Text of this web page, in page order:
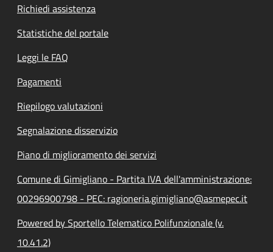
Richiedi assistenza
Statistiche del portale
Leggi le FAQ
Pagamenti
Riepilogo valutazioni
Segnalazione disservizio
Piano di miglioramento dei servizi
Comune di Gimigliano - Partita IVA dell'amministrazione:
00296900798 - PEC: ragioneria.gimigliano@asmepec.it
Powered by Sportello Telematico Polifunzionale (v.
10.41.2)